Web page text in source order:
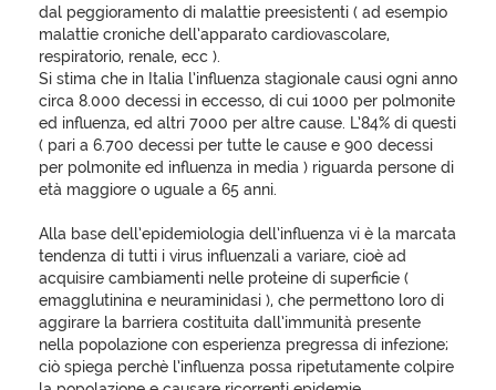
dal peggioramento di malattie preesistenti ( ad esempio
malattie croniche dell’apparato cardiovascolare,
respiratorio, renale, ecc ).
Si stima che in Italia l’influenza stagionale causi ogni anno
circa 8.000 decessi in eccesso, di cui 1000 per polmonite
ed influenza, ed altri 7000 per altre cause. L’84% di questi
( pari a 6.700 decessi per tutte le cause e 900 decessi
per polmonite ed influenza in media ) riguarda persone di
età maggiore o uguale a 65 anni.
Alla base dell’epidemiologia dell’influenza vi è la marcata
tendenza di tutti i virus influenzali a variare, cioè ad
acquisire cambiamenti nelle proteine di superficie (
emagglutinina e neuraminidasi ), che permettono loro di
aggirare la barriera costituita dall’immunità presente
nella popolazione con esperienza pregressa di infezione;
ciò spiega perchè l’influenza possa ripetutamente colpire